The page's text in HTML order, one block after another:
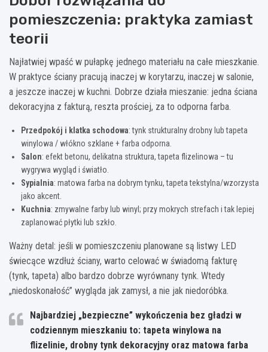
pomieszczenia: praktyka zamiast
teorii
Najłatwiej wpaść w pułapkę jednego materiału na całe mieszkanie.
W praktyce ściany pracują inaczej w korytarzu, inaczej w salonie,
a jeszcze inaczej w kuchni. Dobrze działa mieszanie: jedna ściana
dekoracyjna z fakturą, reszta prościej, za to odporna farba.
Przedpokój i klatka schodowa: tynk strukturalny drobny lub tapeta
winylowa / włókno szklane + farba odporna.
Salon: efekt betonu, delikatna struktura, tapeta flizelinowa – tu
wygrywa wygląd i światło.
Sypialnia: matowa farba na dobrym tynku, tapeta tekstylna/wzorzysta
jako akcent.
Kuchnia: zmywalne farby lub winyl; przy mokrych strefach i tak lepiej
zaplanować płytki lub szkło.
Ważny detal: jeśli w pomieszczeniu planowane są listwy LED
świecące wzdłuż ściany, warto celować w świadomą fakturę
(tynk, tapeta) albo bardzo dobrze wyrównany tynk. Wtedy
„niedoskonałość” wygląda jak zamysł, a nie jak niedoróbka.
Najbardziej „bezpieczne” wykończenia bez gładzi w
codziennym mieszkaniu to: tapeta winylowa na
flizelinie, drobny tynk dekoracyjny oraz matowa farba